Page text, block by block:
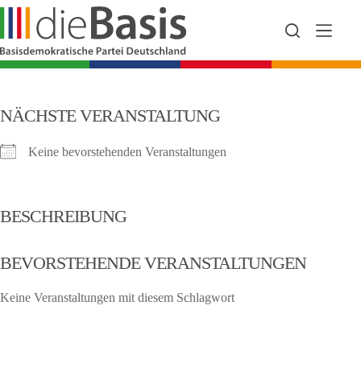
Zum
springen
NÄCHSTE VERANSTALTUNG
Keine bevorstehenden Veranstaltungen
BESCHREIBUNG
BEVORSTEHENDE VERANSTALTUNGEN
Keine Veranstaltungen mit diesem Schlagwort